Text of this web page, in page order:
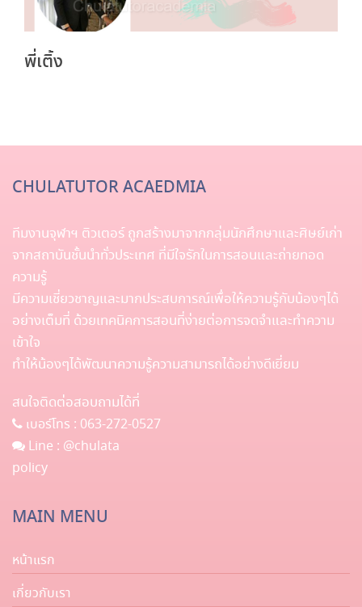
พี่เติ้ง
CHULATUTOR ACAEDMIA
ทีมงานจุฬาฯ ติวเตอร์ ถูกสร้างมาจากกลุ่มนักศึกษาและศิษย์เก่า
จากสถาบันชั้นนำทั่วประเทศ ที่มีใจรักในการสอนและถ่ายทอด
ความรู้
มีความเชี่ยวชาญและมากประสบการณ์เพื่อให้ความรู้กับน้องๆได้
อย่างเต็มที่ ด้วยเทคนิคการสอนที่ง่ายต่อการจดจำและทำความ
เข้าใจ
ทำให้น้องๆได้พัฒนาความรู้ความสามารถได้อย่างดีเยี่ยม
สนใจติดต่อสอบถามได้ที่
เบอร์โทร : 063-272-0527
Line : @chulata
policy
MAIN MENU
หน้าแรก
เกี่ยวกับเรา